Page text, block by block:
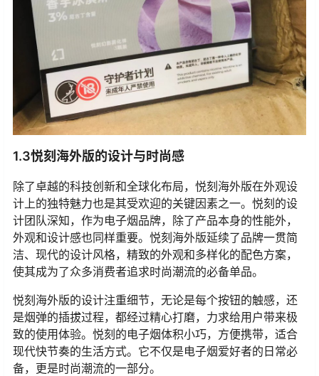
1.3悦刻海外版的设计与时尚感
除了卓越的科技创新和全球化布局，悦刻海外版在外观设
计上的独特魅力也是其受欢迎的关键因素之一。悦刻的设
计团队深知，作为电子烟品牌，除了产品本身的性能外，
外观和设计感也同样重要。悦刻海外版延续了品牌一贯简
洁、现代的设计风格，精致的外观和多样化的配色方案，
使其成为了众多消费者追求时尚潮流的必备单品。
悦刻海外版的设计注重细节，无论是每个按钮的触感，还
是烟弹的插拔过程，都经过精心打磨，力求给用户带来极
致的使用体验。悦刻的电子烟体积小巧，方便携带，适合
现代快节奏的生活方式。它不仅是电子烟爱好者的日常必
备，更是时尚潮流的一部分。